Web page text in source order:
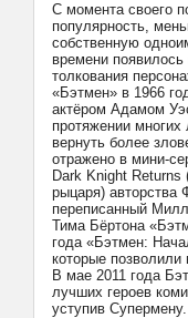
С момента своего
популярность,
собственную
времени появилось
толкования
«Бэтмен» в 1966
актёром Адамом
протяжении
вернуть более
отражено в мини-
Dark Knight
рыцаря) авторства
переписанный
Тима Бёртона
года «Бэтмен:
которые позволили
В мае 2011 года
лучших героев
уступив Супермену.